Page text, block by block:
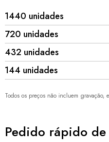
1440 unidades
720 unidades
432 unidades
144 unidades
Todos os preços não incluem
Pedido rápido